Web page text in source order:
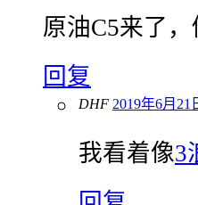
原油C5来了
回复
DHF 2019年6月21
我看着像3